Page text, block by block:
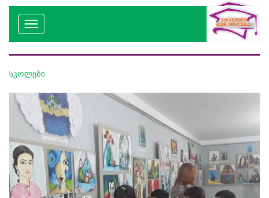
სკოლები